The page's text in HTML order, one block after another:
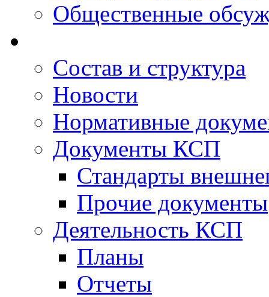
Общественные
Состав и структура
Новости
Нормативные
Документы КСП
Стандарты
Прочие документы
Деятельность КСП
Планы
Отчеты